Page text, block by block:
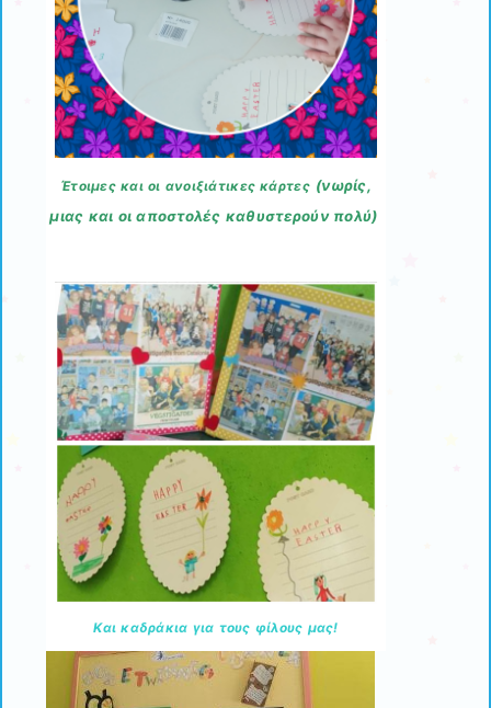
Έτοιμες και οι ανοιξιάτικες κάρτες (νωρίς,
μιας και οι αποστολές καθυστερούν πολύ)
Και καδράκια για τους φίλους μας!